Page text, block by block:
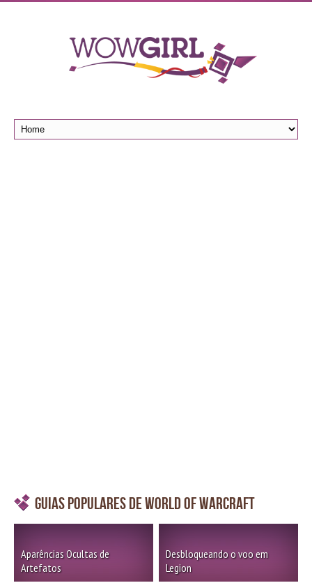
Guias Populares de World of Warcraft
Aparências Ocultas de
Artefatos
Desbloqueando o voo em
Legion